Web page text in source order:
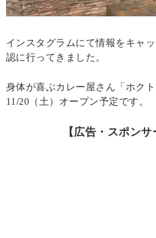
インスタグラムにて情報をキャ
認に行ってきました。
身体が喜ぶカレー屋さん「ホク
11/20（土）オープン予定です。
【広告・スポンサ